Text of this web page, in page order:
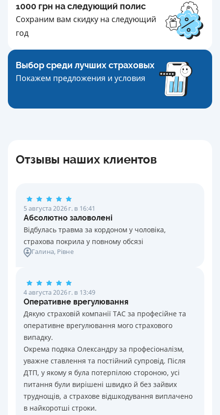
1000 грн на следующий полис
Сохраним вам скидку на следующий
год
Выбор среди лучших страховых
Покажем предложения и условия
Отзывы наших клиентов
5 августа 2026 г. в 16:41
Абсолютно заловолені
Відбулась травма за кордоном у чоловіка,
страхова покрила у повному обсязі
Галина, Рівне
4 августа 2026 г. в 13:49
Оперативне врегулювання
Дякую страховій компанії ТАС за професійне та
оперативне врегулювання мого страхового
випадку.
Окрема подяка Олександру за професіоналізм,
уважне ставлення та постійний супровід. Після
ДТП, у якому я була потерпілою стороною, усі
питання були вирішені швидко й без зайвих
труднощів, а страхове відшкодування виплачено
в найкоротші строки.